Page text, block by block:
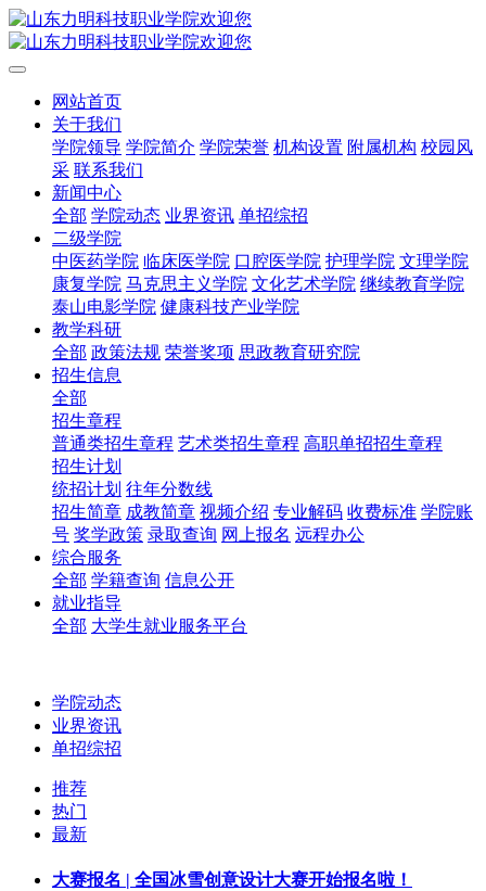
网站首页
关于我们
学院领导 学院简介 学院荣誉 机构设置 附属机构 校园风
采 联系我们
新闻中心
全部 学院动态 业界资讯 单招综招
二级学院
中医药学院 临床医学院 口腔医学院 护理学院 文理学院
康复学院 马克思主义学院 文化艺术学院 继续教育学院
泰山电影学院 健康科技产业学院
教学科研
全部 政策法规 荣誉奖项 思政教育研究院
招生信息
全部
招生章程
普通类招生章程 艺术类招生章程 高职单招招生章程
招生计划
统招计划 往年分数线
招生简章 成教简章 视频介绍 专业解码 收费标准 学院账
号 奖学政策 录取查询 网上报名 远程办公
综合服务
全部 学籍查询 信息公开
就业指导
全部 大学生就业服务平台
学院动态
业界资讯
单招综招
推荐
热门
最新
大赛报名 | 全国冰雪创意设计大赛开始报名啦！